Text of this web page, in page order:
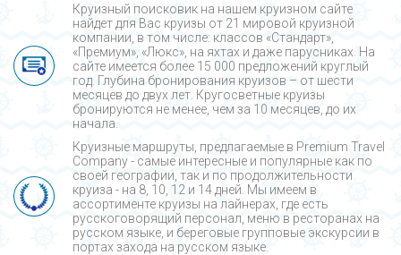
Круизный поисковик на нашем круизном сайте
найдет для Вас круизы от 21 мировой круизной
компании, в том числе: классов «Стандарт»,
«Премиум», «Люкс», на яхтах и даже парусниках. На
сайте имеется более 15 000 предложений круглый
год. Глубина бронирования круизов – от шести
месяцев до двух лет. Кругосветные круизы
бронируются не менее, чем за 10 месяцев, до их
начала.
Круизные маршруты, предлагаемые в Premium Travel
Company - cамые интересные и популярные как по
своей географии, так и по продолжительности
круиза - на 8, 10, 12 и 14 дней. Мы имеем в
ассортименте круизы на лайнерах, где есть
русскоговорящий персонал, меню в ресторанах на
русском языке, и береговые групповые экскурсии в
портах захода на русском языке.